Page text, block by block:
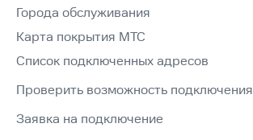
Города обслуживания
Карта покрытия МТС
Список подключенных адресов
Проверить возможность подключения
Заявка на подключение